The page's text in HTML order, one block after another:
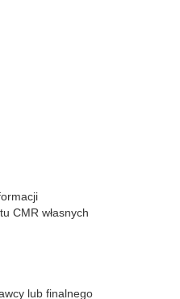
CMR własnych
lub finalnego